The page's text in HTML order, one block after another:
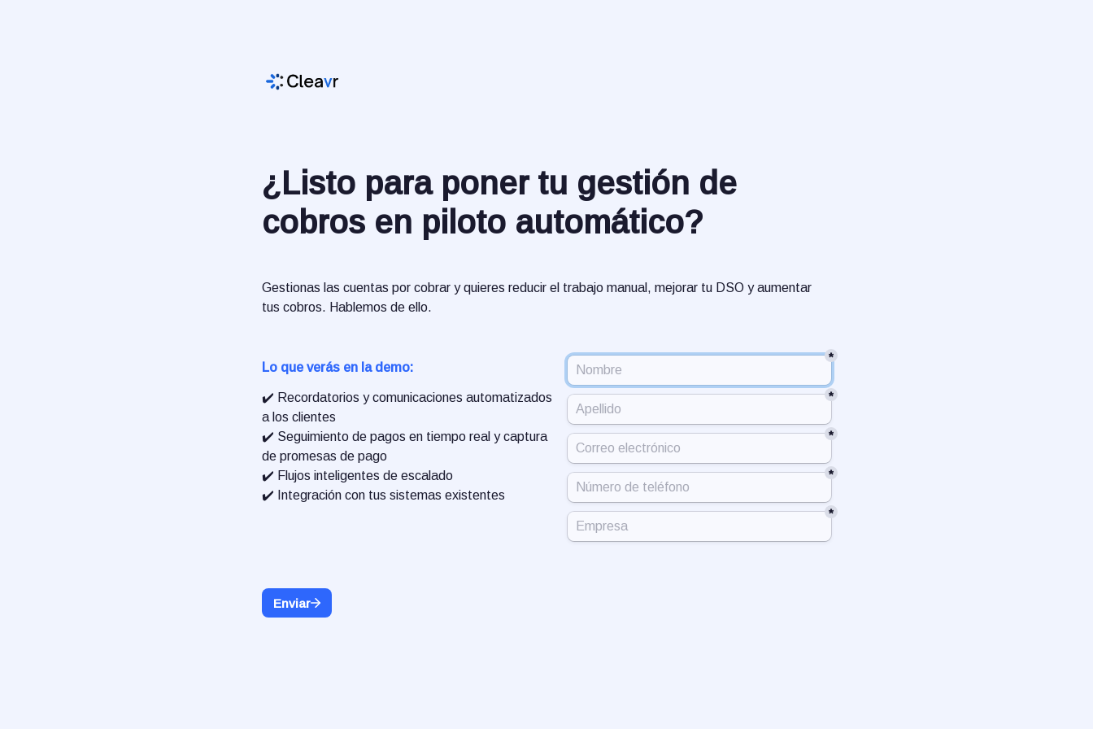
¿Listo para poner tu gestión de
cobros en piloto automático?
Gestionas las cuentas por cobrar y quieres reducir el trabajo manual, mejorar tu DSO y aumentar
tus cobros. Hablemos de ello.
Lo que verás en la demo:
✔️ Recordatorios y comunicaciones automatizados
a los clientes
✔️ Seguimiento de pagos en tiempo real y captura
de promesas de pago
✔️ Flujos inteligentes de escalado
✔️ Integración con tus sistemas existentes
*
*
*
*
*
Enviar